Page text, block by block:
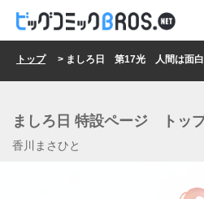
トップ> ましろ日 第17光 人間は面白い
ましろ日 特設ページ トッ
香川まさひと